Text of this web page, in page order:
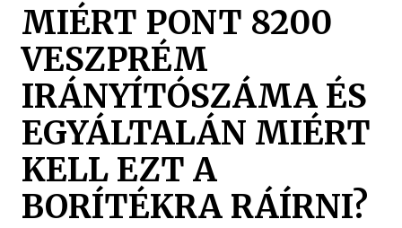
MIÉRT PONT 8200
VESZPRÉM
IRÁNYÍTÓSZÁMA ÉS
EGYÁLTALÁN MIÉRT
KELL EZT A
BORÍTÉKRA RÁÍRNI?